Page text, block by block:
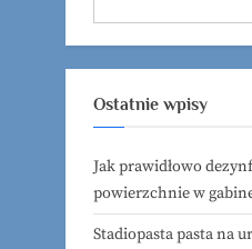
Ostatnie wpisy
Jak prawidłowo
powierzchnie w
Stadiopasta pasta na